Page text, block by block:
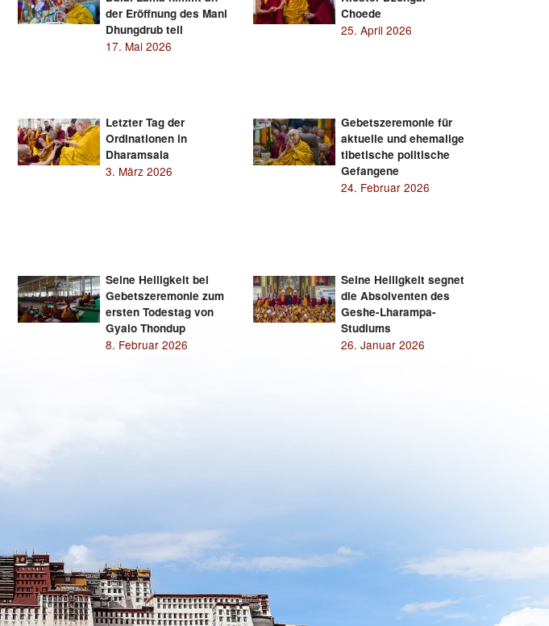
der Eröffnung des Mani
Dhungdrub teil
17. Mai 2026
Choede
25. April 2026
Letzter Tag der
Ordinationen in
Dharamsala
3. März 2026
Gebetszeremonie für
aktuelle und ehemalige
tibetische politische
Gefangene
24. Februar 2026
Seine Heiligkeit bei
Gebetszeremonie zum
ersten Todestag von
Gyalo Thondup
8. Februar 2026
Seine Heiligkeit segnet
die Absolventen des
Geshe-Lharampa-
Studiums
26. Januar 2026